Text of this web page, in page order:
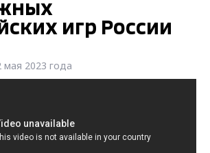
игр России
мая 2023 года